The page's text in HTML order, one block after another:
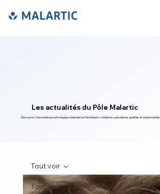
Les actualités du Pôle Malartic
Découvrez l'ensemble de notre équipe médicale du Pôle Malartic : médecins spécialistes qualifiés et expérimentés.
Tout voir
Tout voir